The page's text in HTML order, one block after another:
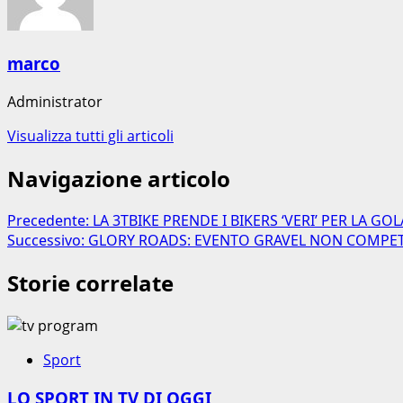
marco
Administrator
Visualizza tutti gli articoli
Navigazione articolo
Precedente: LA 3TBIKE PRENDE I BIKERS ‘VERI’ PER LA
Successivo: GLORY ROADS: EVENTO GRAVEL NON
Storie correlate
Sport
LO SPORT IN TV DI OGGI